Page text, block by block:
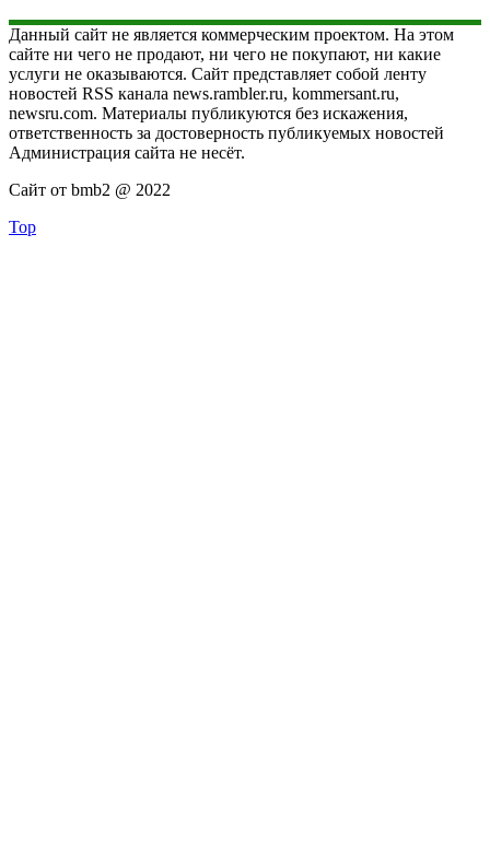
Данный сайт не является коммерческим проектом. На этом
сайте ни чего не продают, ни чего не покупают, ни какие
услуги не оказываются. Сайт представляет собой ленту
новостей RSS канала news.rambler.ru, kommersant.ru,
newsru.com. Материалы публикуются без искажения,
ответственность за достоверность публикуемых новостей
Администрация сайта не несёт.
Сайт от bmb2 @ 2022
Top